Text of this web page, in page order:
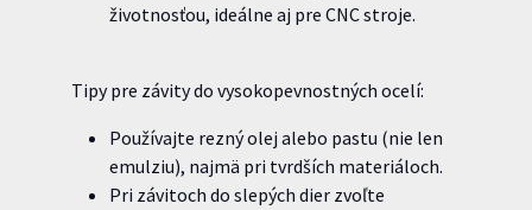
životnosťou, ideálne aj pre CNC stroje.
Tipy pre závity do vysokopevnostných ocelí:
Používajte rezný olej alebo pastu (nie len
emulziu), najmä pri tvrdších materiáloch.
Pri závitoch do slepých dier zvoľte